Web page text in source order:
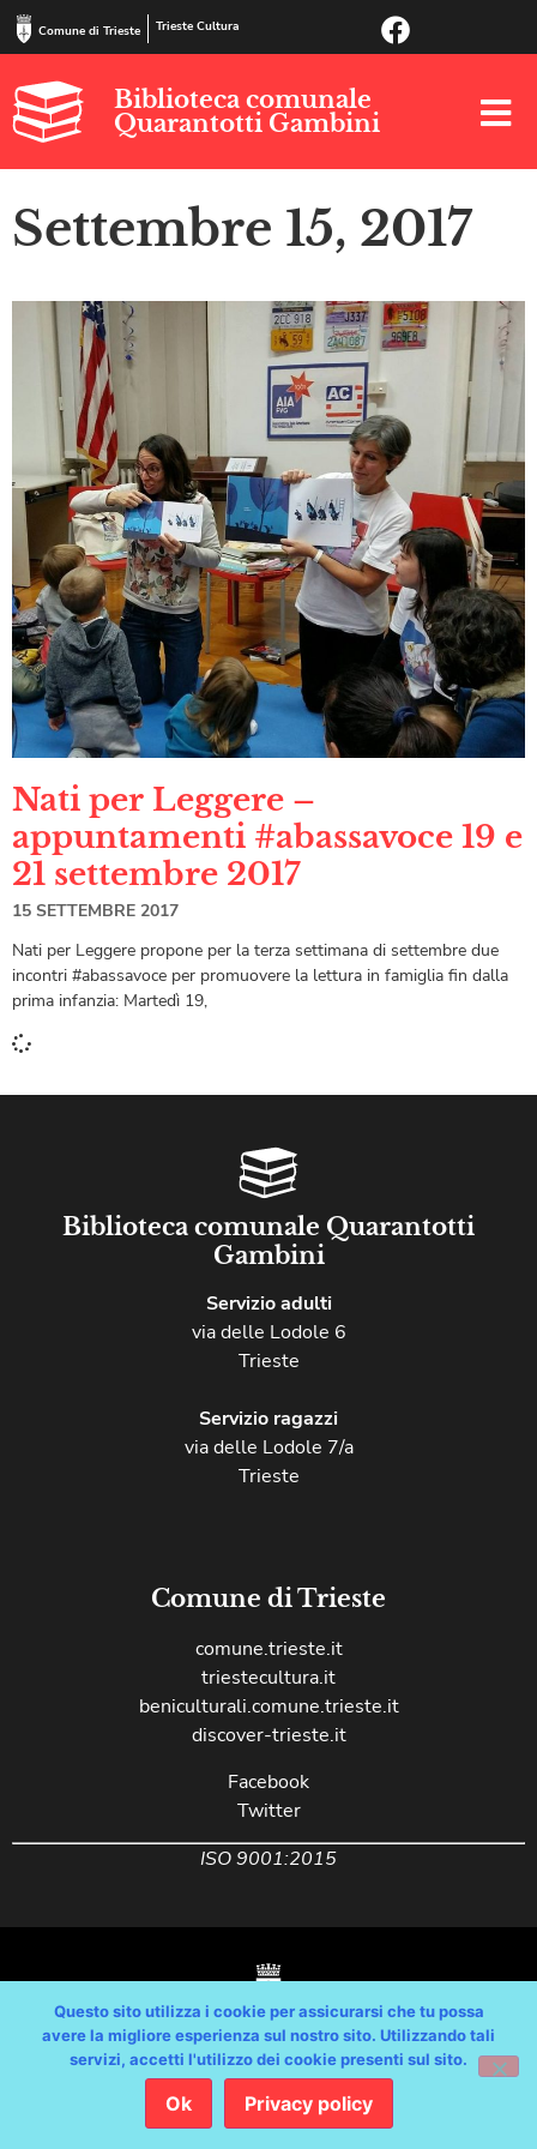
Comune di Trieste Trieste Cultura
Biblioteca comunale
Quarantotti Gambini
Settembre 15, 2017
Nati per Leggere –
appuntamenti #abassavoce 19 e
21 settembre 2017
15 SETTEMBRE 2017
Nati per Leggere propone per la terza settimana di settembre due
incontri #abassavoce per promuovere la lettura in famiglia fin dalla
prima infanzia: Martedì 19,
Biblioteca comunale Quarantotti
Gambini
Servizio adulti
via delle Lodole 6
Trieste
Servizio ragazzi
via delle Lodole 7/a
Trieste
Comune di Trieste
comune.trieste.it
triestecultura.it
beniculturali.comune.trieste.it
discover-trieste.it
Facebook
Twitter
ISO 9001:2015
Copyright © Comune di Trieste – partita Iva 00210240321 – tutti i diritti
Feedback/ Dichiarazione Accessibilità AGID
Questo sito utilizza i cookie per assicurarsi che tu possa
avere la migliore esperienza sul nostro sito. Utilizzando tali
servizi, accetti l'utilizzo dei cookie presenti sul sito.
Ok Privacy policy